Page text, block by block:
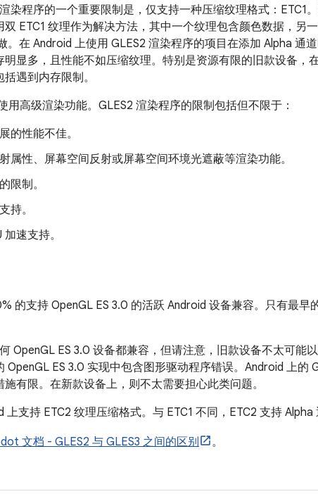
染程序的一个重要限制是，仅支持一种压缩纹理格式：ETC1
ETC1 纹理作为解决方法，其中一个纹理包含颜色数据，另
在 Android 上使用 GLES2 渲染程序的项目在添加 Alpha 通
显多，且性能不如压缩纹理。特别是资源有限的旧款设备，
遇到内存限制。
用高级渲染功能。GLES2 渲染程序的限制包括但不限于：
的性能不佳。
属性、屏幕空间反射或屏幕空间环境光遮蔽等渲染功能。
限制。
持。
速支持。
的支持 OpenGL ES 3.0 的活跃 Android 设备兼容。只有最早
OpenGL ES 3.0 设备都兼容，但请注意，旧款设备不太可能
OpenGL ES 3.0 实现中包含图形驱动程序错误。Android 上的
有限。在新款设备上，则不太需要担心此类问题。
支持 ETC2 纹理压缩格式。与 ETC1 不同，ETC2 支持 Alpha
文档 - GLES2 与 GLES3 之间的区别 。